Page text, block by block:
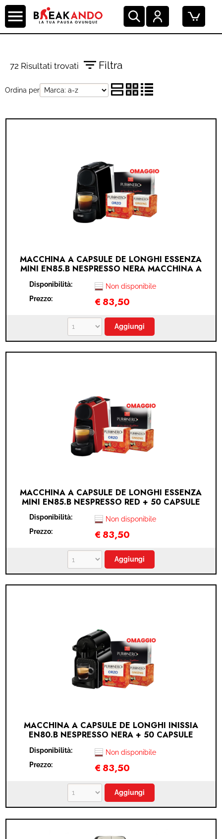
72 Risultati trovati Filtra
Ordina per
MACCHINA A CAPSULE DE LONGHI ESSENZA
MINI EN85.B NESPRESSO NERA MACCHINA A
NESPRESSO NERA + 50 CAPSULE PURONERO
NESPRESSO + 10 CAPSULE PURONERO
GINSENG IN OMAGGIO + 10 CAPSULE
PURONERO ORZO IN OMAGGIO
Disponibilità:
Non disponibile
Prezzo:
€ 83,50
MACCHINA A CAPSULE DE LONGHI ESSENZA
MINI EN85.B NESPRESSO RED + 50 CAPSULE
PURONERO NESPRESSO + 10 CAPSULE
PURONERO GINSENG IN OMAGGIO + 10
CAPSULE PURONERO ORZO IN OMAGGIO
Disponibilità:
Non disponibile
Prezzo:
€ 83,50
MACCHINA A CAPSULE DE LONGHI INISSIA
EN80.B NESPRESSO NERA + 50 CAPSULE
PURONERO GINSENG IN OMAGGIO + 10
CAPSULE PURONERO ORZO IN OMAGGIO
Disponibilità:
Non disponibile
Prezzo:
€ 83,50